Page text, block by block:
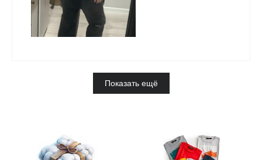
Показать ещё